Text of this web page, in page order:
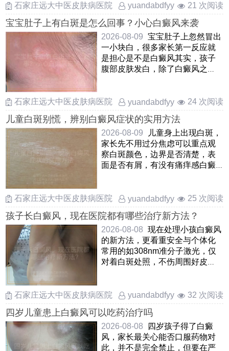
石家庄远大中医皮肤病医院
yuandabdfyy 21 次阅读
宝宝肚子上有白斑是怎么回事？小心白癜风来袭
2026-08-09 宝宝肚子上忽然冒出
一小块白，很多家长第一反应就
是担心是不是白癜风其实，孩子
腹部皮肤发白，除了白癜风之
石家庄远大中医皮肤病医院
yuandabdfyy 24 次阅读
儿童白斑别慌，辨别白癜风症状的实用方法
2026-08-09
儿童身上出现白斑，
家长先不用过分焦虑可以重点观
察白斑颜色，边界是否清楚，表
面是否有屑，有没有痛痒感白癜
石家庄远大中医皮肤病医院
yuandabdfyy 25 次阅读
孩子长白癜风，现在医院都有哪些治疗新方法？
2026-08-08 现在处理小孩白癜风
的新方法，更看重安全与个体化
常用的如308nm准分子激光，仅
对着白斑处照，不伤周围好皮
石家庄远大中医皮肤病医院
yuandabdfyy 32 次阅读
四岁儿童患上白癜风可以吃药治疗吗
2026-08-08
四岁孩子得了白癜
风，家长最关心能否口服药物对
此，并不是完全禁止，但要在严